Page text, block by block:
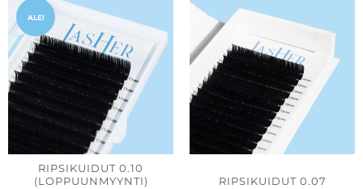
ALE!
RIPSIKUIDUT 0.10
(LOPPUUNMYYNTI)
-
9,90 €
RIPSIKUIDUT 0.07